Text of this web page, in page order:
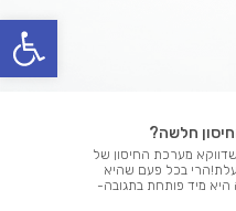
חלשה?
מערכת החיסון של
בכל פעם שהיא
מיד פותחת בתגובה-